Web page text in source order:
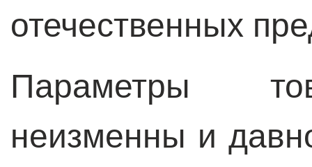
отечественных
Параметры
неизменны и